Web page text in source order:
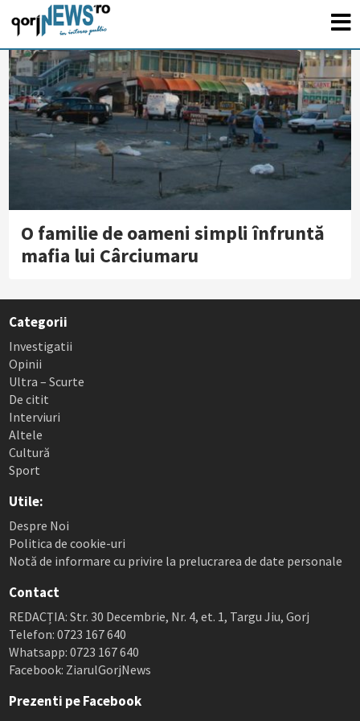
O familie de oameni simpli înfruntă
mafia lui Cârciumaru
Categorii
Investigatii
Opinii
Ultra – Scurte
De citit
Interviuri
Altele
Cultură
Sport
Utile:
Despre Noi
Politica de cookie-uri
Notă de informare cu privire la prelucrarea de date personale
Contact
REDACȚIA: Str. 30 Decembrie, Nr. 4, et. 1, Targu Jiu, Gorj
Telefon: 0723 167 640
Whatsapp: 0723 167 640
Facebook: ZiarulGorjNews
Prezenti pe Facebook